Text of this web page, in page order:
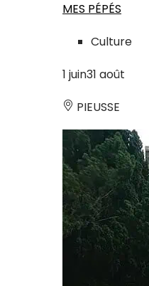
MES PÉPÉS
Culture
1 juin31 août
PIEUSSE